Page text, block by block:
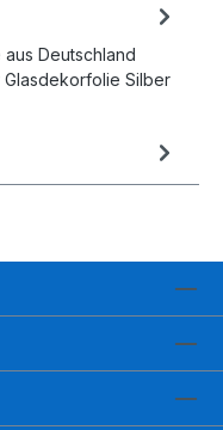
Deutschland
Silber